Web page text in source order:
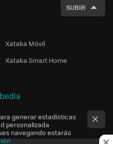
SUBIR
Xataka Móvil
Xataka Smart Home
generar estadísticas
personalizada
navegando estarás